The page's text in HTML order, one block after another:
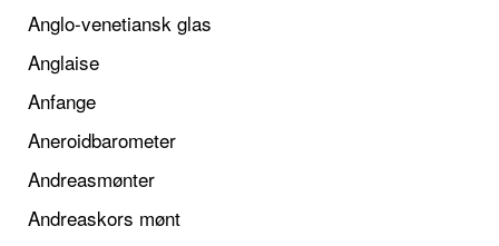
Anglo-venetiansk glas
Anglaise
Anfange
Aneroidbarometer
Andreasmønter
Andreaskors mønt